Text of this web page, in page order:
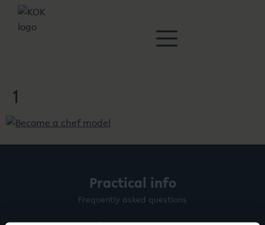
1
Practical info
Frequently asked questions